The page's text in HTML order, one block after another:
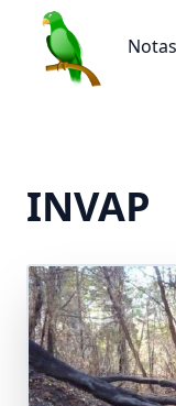
Notaspampeanas
INVAP